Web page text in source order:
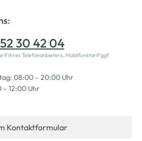
30 42 04
Ihres Telefonanbieters, Mobilfunktarif ggf.
08:00 – 20:00 Uhr
12:00 Uhr
Kontaktformular